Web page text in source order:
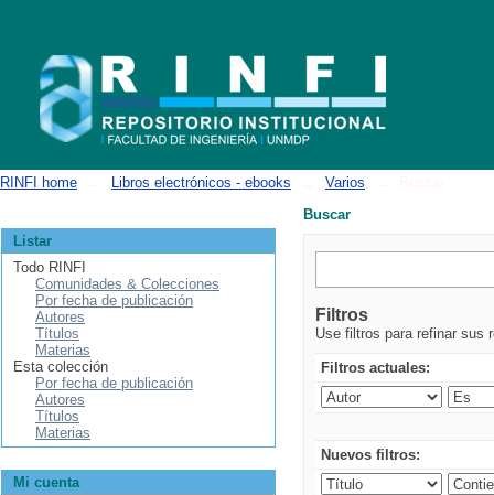
RINFI home Libros electrónicos - ebooks Varios
Buscar
Filtros
Use filtros para refinar sus
Filtros actuales:
Nuevos filtros:
Listar
Todo RINFI
Comunidades & Colecciones
Por fecha de publicación
Autores
Títulos
Materias
Esta colección
Por fecha de publicación
Autores
Títulos
Materias
Mi cuenta